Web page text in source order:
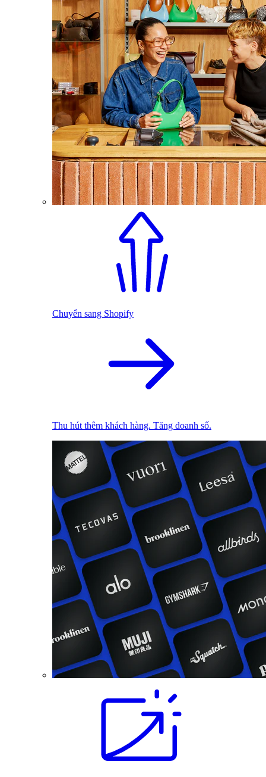
Chuyển sang Shopify
Thu hút thêm khách hàng. Tăng doanh số.